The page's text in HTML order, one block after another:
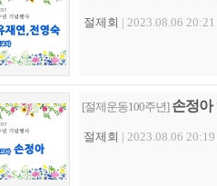
절제회 | 2023.08.06 20:21
[절제운동100주년] 손정아
절제회 | 2023.08.06 20:19